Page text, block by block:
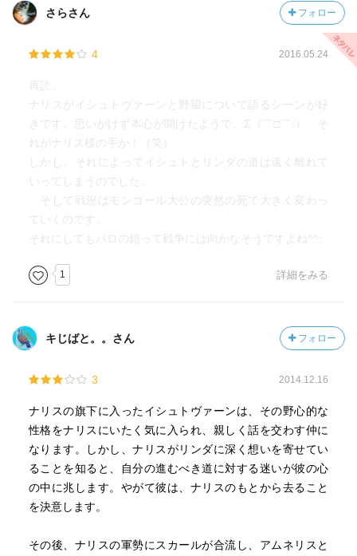
さらさん フォロー
4 2016.05.24
再読。
ナリスがイシュトヴァーンと野望について語るシーンが好
きです。思いがけず本心が聞けたようで。Σ（￣□￣;） そ
れがナリス様の手か！（笑）
しかし、それによってイシュトとリンダの道は遠く離れて
いってしまうのでした。
そして戦況はモンゴール大公の突然の死で大きく変わっ
ていくのです。
それにしてもパロの鎧って戦争には向かなそうですよね^^;
1 詳細をみる
キじばと。。さん フォロー
3 2014.12.16
ナリスの旗下に入ったイシュトヴァーンは、その野心的な
性格をナリスにいたく気に入られ、親しく話を交わす仲に
なります。しかし、ナリスがリンダに深く想いを寄せてい
ることを知ると、自分の進むべき道に対する迷いが彼の心
の中に兆します。やがて彼は、ナリスのもとから去ること
を決意します。
その後、ナリスの軍勢にスカールが合流し、アムネリスと